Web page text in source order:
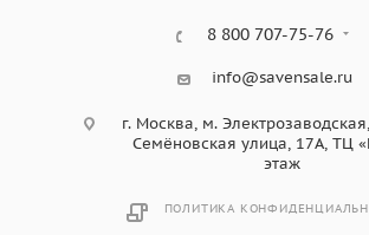
8 800 707-75-76
info@savensale.ru
г. Москва, м.
Семёновская улица, 17А, ТЦ
этаж
ПОЛИТИКА